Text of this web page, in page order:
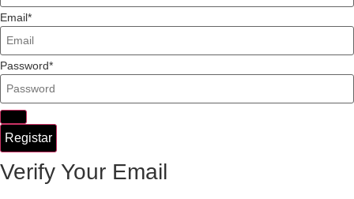
Email
Password
Registar
Verify Your Email